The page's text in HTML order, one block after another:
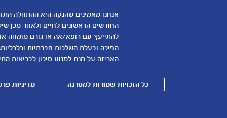
אודות
لموقع متيرنا باللغة العربية
0-6 חודשים
6-12 חודשים
12-24 חודשים
החודשים הראשונים לחיים ולאחר מכן
להתייעץ עם רופא/אה או גורם מומחה
הפיכה ובעלת השלכות חברתיות
האריזה על מנת למנוע סיכון לבריאות
כל הזכויות שמורות למטרנה מדיניות